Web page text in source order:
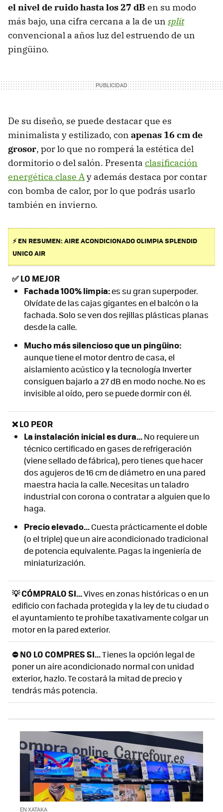
el nivel de ruido hasta los 27 dB en su modo
más bajo, una cifra cercana a la de un split
convencional a años luz del estruendo de un
pingüino.
De su diseño, se puede destacar que es
minimalista y estilizado, con apenas 16 cm de
grosor, por lo que no romperá la estética del
dormitorio o del salón. Presenta clasificación
energética clase Ay además destaca por contar
con bomba de calor, por lo que podrás usarlo
también en invierno.
⚡ EN RESUMEN: AIRE ACONDICIONADO OLIMPIA SPLENDID
UNICO AIR
✅LO MEJOR
Fachada 100% limpia:es su gran superpoder.
Olvídate de las cajas gigantes en el balcón o la
fachada. Solo se ven dos rejillas plásticas planas
desde la calle.
Mucho más silencioso que un pingüino:
aunque tiene el motor dentro de casa, el
aislamiento acústico y la tecnología Inverter
consiguen bajarlo a 27 dB en modo noche. No es
invisible al oído, pero se puede dormir con él.
❌ LO PEOR
La instalación inicial es dura...No requiere un
técnico certificado en gases de refrigeración
(viene sellado de fábrica), pero tienes que hacer
dos agujeros de 16 cm de diámetro en una pared
maestra hacia la calle. Necesitas un taladro
industrial con corona o contratar a alguien que lo
haga.
Precio elevado...Cuesta prácticamente el doble
(o el triple) que un aire acondicionado tradicional
de potencia equivalente. Pagas la ingeniería de
miniaturización.
💡 CÓMPRALO SI...Vives en zonas históricas o en un
edificio con fachada protegida y la ley de tu ciudad o
el ayuntamiento te prohíbe taxativamente colgar un
motor en la pared exterior.
⛔ NO LO COMPRES SI...Tienes la opción legal de
poner un aire acondicionado normal con unidad
exterior, hazlo. Te costará la mitad de precio y
tendrás más potencia.
EN XATAKA